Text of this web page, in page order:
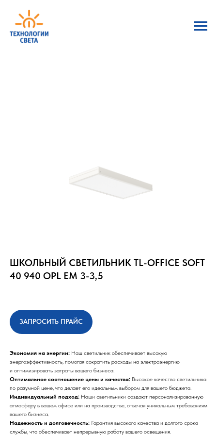
ШКОЛЬНЫЙ СВЕТИЛЬНИК TL-OFFICE SOFT
40 940 OPL EM 3-3,5
ЗАПРОСИТЬ ПРАЙС
Экономия на энергии: Наш светильник обеспечивает высокую
энергоэффективность, помогая сократить расходы на электроэнергию
и оптимизировать затраты вашего бизнеса.
Оптимальное соотношение цены и качества: Высокое качество светильника
по разумной цене, что делает его идеальным выбором для вашего бюджета.
Индивидуальный подход: Наши светильники создают персонализированную
атмосферу в вашем офисе или на производстве, отвечая уникальным требованиям
вашего бизнеса.
Надежность и долговечность: Гарантия высокого качества и долгого срока
службы, что обеспечивает непрерывную работу вашего освещения.